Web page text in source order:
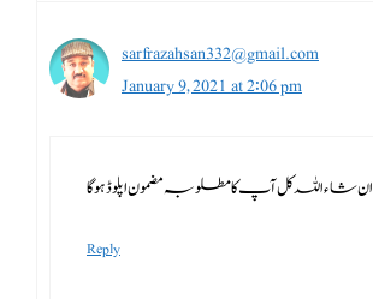
sarfrazahsan332@gmail.com
January 9, 2021 at 2:06 pm
ان شاءاللہ کل آپ کا مطلوبہ مضمون اپلوڈ ہو گا
Reply